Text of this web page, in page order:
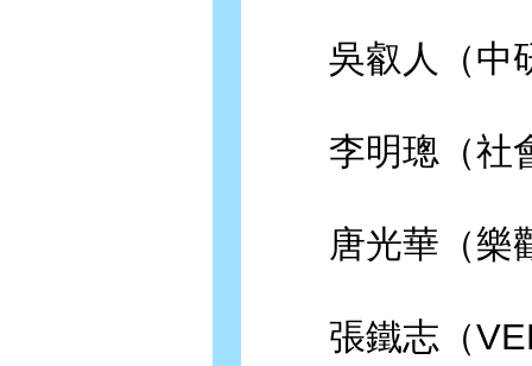
吳叡人（中研
李明璁（社
唐光華（樂觀
張鐵志（